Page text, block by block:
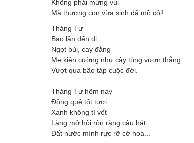
Không phải mừng vui
Mà thương con vừa sinh đã mồ côi!
Tháng Tư
Bao lần đến đi
Ngọt bùi, cay đắng
Mẹ kiên cường như cây tùng vươn thẳng
Vượt qua bão táp cuộc đời.
Tháng Tư hôm nay
Đồng quê tốt tươi
Xanh không tì vết
Làng mở hội rộn ràng câu hát
Đất nước mình rực rỡ cờ hoa...